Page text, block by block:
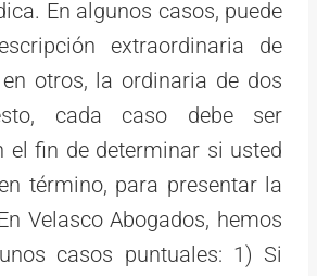
En algunos casos, puede
extraordinaria de
otros, la ordinaria de dos
cada caso debe ser
el fin de determinar si usted
término, para presentar la
Velasco Abogados, hemos
casos puntuales: 1) Si